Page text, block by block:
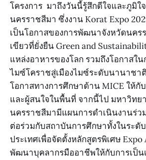
โครงการ มาถึงวันนี้รู้สึกดีใจและภูมิใ
นครราชสีมา ซึ่งงาน Korat Expo
เป็นโอกาสของการพัฒนาจังหวัดนคร
เขียวที่ยั่งยืน Green and
แหล่งอาหารของโลก รวมถึงโอกาสใ
ไมซ์โคราชสู่เมืองไมซ์ระดับนานาชา
โอกาสทางการศึกษาด้าน MICE ให้กั
และผู้สนใจในพื้นที่ จากนี้ไป มหาวิทย
นครราชสีมามีแผนการดำเนินงานร่ว
ต่อร่วมกับสถาบันการศึกษาทั้งในระดั
ประเทศเพื่อจัดตั้งหลักสูตรพิเศษ Expo
พัฒนาบุคลากรมืออาชีพให้กับการเป็น